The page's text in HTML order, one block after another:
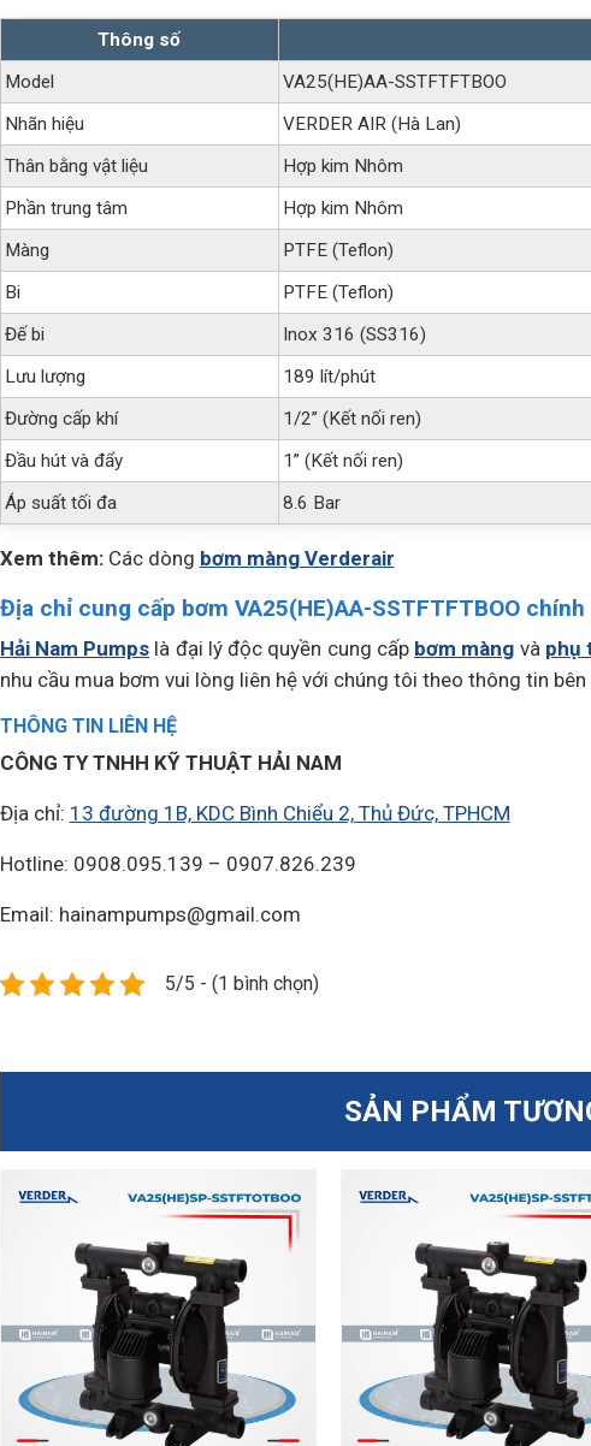
Thông số
Model
VA25(HE)AA-SSTFTFTBOO
Nhãn hiệu
VERDER AIR (Hà Lan)
Thân bằng vật liệu
Hợp kim Nhôm
Phần trung tâm
Hợp kim Nhôm
Màng
PTFE (Teflon)
Bi
PTFE (Teflon)
Đế bi
Inox 316 (SS316)
Lưu lượng
189 lít/phút
Đường cấp khí
1/2” (Kết nối ren)
Đầu hút và đẩy
1” (Kết nối ren)
Áp suất tối đa
8.6 Bar
Xem thêm:Các dòng bơm màng Verderair
Địa chỉ cung cấp bơm VA25(HE)AA-SSTFTFTBOO chính
Hải Nam Pumps là đại lý độc quyền cung cấp bơm màng và phụ
nhu cầu mua bơm vui lòng liên hệ với chúng tôi theo thông tin
THÔNG TIN LIÊN HỆ
CÔNG TY TNHH KỸ THUẬT HẢI NAM
Địa chỉ: 13 đường 1B, KDC Bình Chiểu 2, Thủ Đức, TPHCM
Hotline: 0908.095.139 – 0907.826.239
Email: hainampumps@gmail.com
5/5 - (1 bình chọn)
SẢN PHẨM